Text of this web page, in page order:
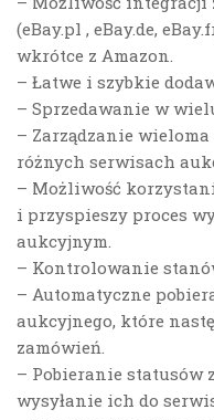
(eBay.pl , eBay.de,
wkrótce z Amazon.
– Łatwe i szybkie
– Sprzedawanie w
– Zarządzanie
różnych serwisach
– Możliwość
i przyspieszy proces
aukcyjnym.
– Kontrolowanie
– Automatyczne
aukcyjnego, które
zamówień.
– Pobieranie statusów
wysyłanie ich do